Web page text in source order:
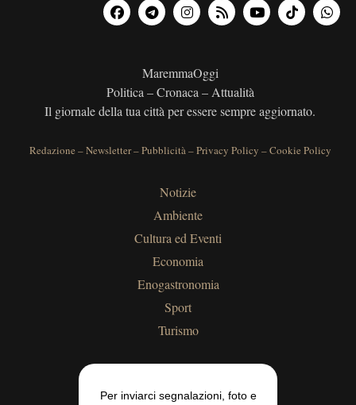
MaremmaOggi
Politica – Cronaca – Attualità
Il giornale della tua città per essere sempre aggiornato.
Redazione –Newsletter–Pubblicità–Privacy Policy –Cookie Policy
Notizie
Ambiente
Cultura ed Eventi
Economia
Enogastronomia
Sport
Turismo
Per inviarci segnalazioni, foto e